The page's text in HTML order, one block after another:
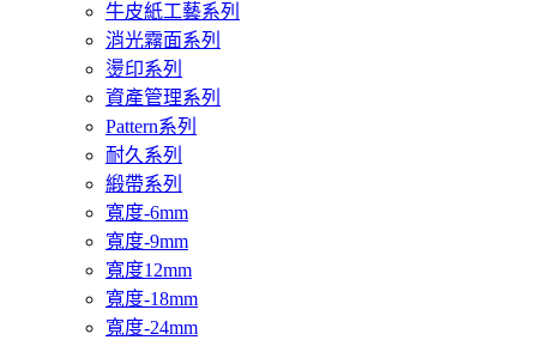
牛皮紙工藝系列
消光霧面系列
燙印系列
資產管理系列
Pattern系列
耐久系列
緞帶系列
寬度-6mm
寬度-9mm
寬度12mm
寬度-18mm
寬度-24mm